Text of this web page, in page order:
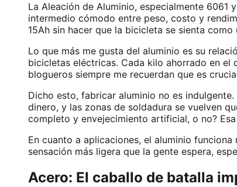
La Aleación de Aluminio, especialmente 6061
intermedio cómodo entre peso, costo y
15Ah sin hacer que la bicicleta se sienta como
Lo que más me gusta del aluminio es su
bicicletas eléctricas. Cada kilo ahorrado en el
blogueros siempre me recuerdan que es
Dicho esto, fabricar aluminio no es
dinero, y las zonas de soldadura se vuelven
completo y envejecimiento artificial, o no?
En cuanto a aplicaciones, el aluminio
sensación más ligera que la gente espera,
Acero: El caballo de batalla